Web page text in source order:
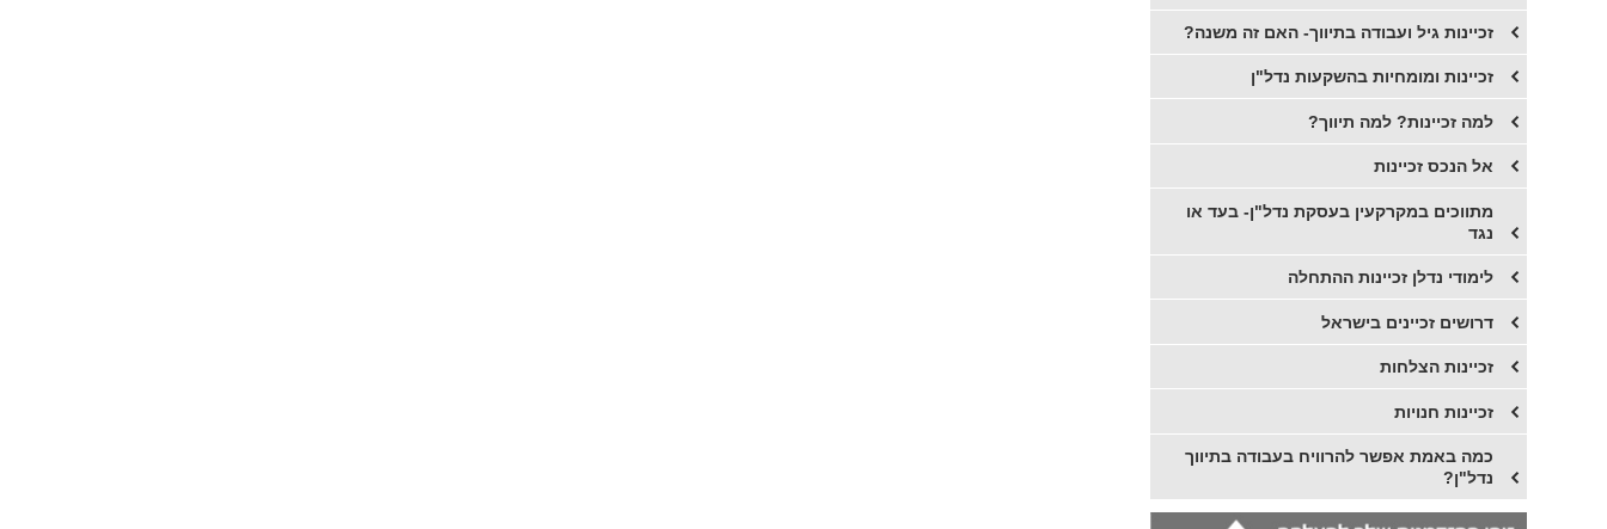
זכיינות גיל ועבודה בתיווך- האם זה משנה?
זכיינות ומומחיות בהשקעות נדל"ן
למה זכיינות? למה תיווך?
אל הנכס זכיינות
מתווכים במקרקעין בעסקת נדל"ן- בעד או
נגד
לימודי נדלן זכיינות ההתחלה
דרושים זכיינים בישראל
זכיינות הצלחות
זכיינות חנויות
כמה באמת אפשר להרוויח בעבודה בתיווך
נדל"ן?